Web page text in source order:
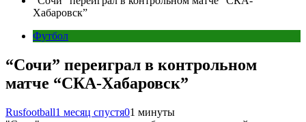
Хабаровск”
Футбол
“Сочи” переиграл в контрольном
матче “СКА-Хабаровск”
Rusfootball1 месяц спустя01 минуты